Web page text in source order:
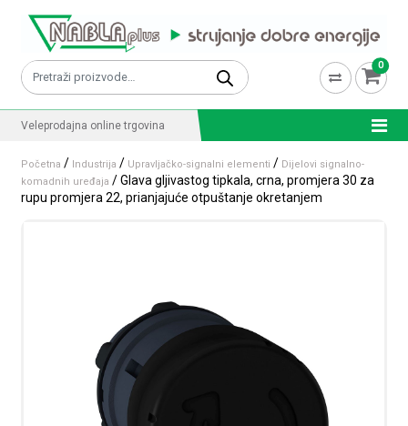
Pretraži: 0
Veleprodajna online trgovina
Početna / Industrija / Upravljačko-signalni elementi / Dijelovi signalno-
komadnih uređaja / Glava gljivastog tipkala, crna, promjera 30 za
rupu promjera 22, prianjajuće otpuštanje okretanjem